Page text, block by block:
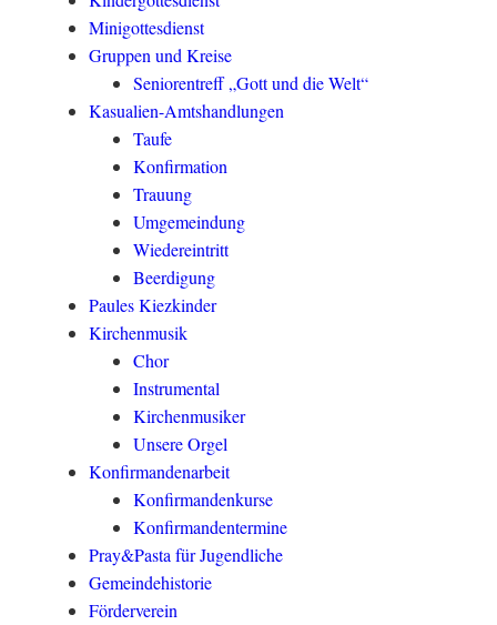
Minigottesdienst
Gruppen und Kreise
Seniorentreff „Gott und die Welt“
Kasualien-Amtshandlungen
Taufe
Konfirmation
Trauung
Umgemeindung
Wiedereintritt
Beerdigung
Paules Kiezkinder
Kirchenmusik
Chor
Instrumental
Kirchenmusiker
Unsere Orgel
Konfirmandenarbeit
Konfirmandenkurse
Konfirmandentermine
Pray&Pasta für Jugendliche
Gemeindehistorie
Förderverein